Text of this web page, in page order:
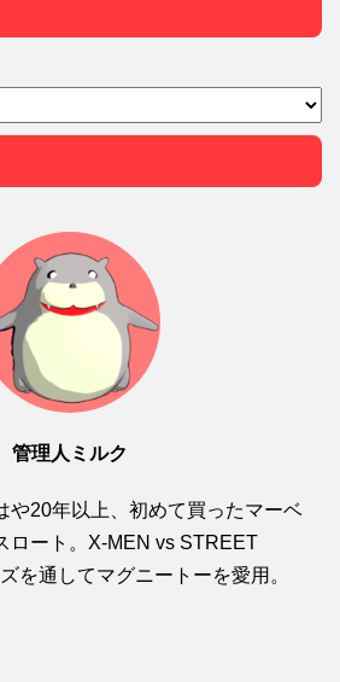
管理人ミルク
や20年以上、初めて買ったマーベ
ロート。X-MEN vs STREET
を通してマグニートーを愛用。